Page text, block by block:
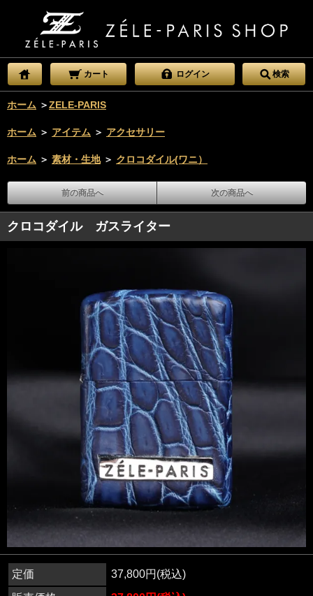
カート ログイン 検索
ホーム ＞ZELE-PARIS
ホーム ＞ アイテム ＞ アクセサリー
ホーム ＞ 素材・生地 ＞ クロコダイル(ワニ）
前の商品へ 次の商品へ
クロコダイル ガスライター
定価
37,800円(税込)